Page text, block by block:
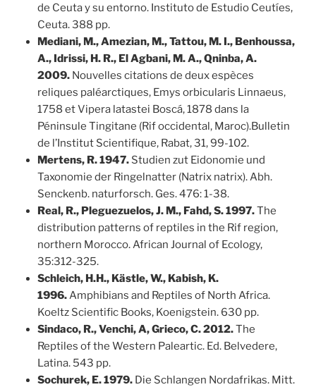
de Ceuta y su entorno. Instituto de Estudio Ceutíes,
Ceuta. 388 pp.
Mediani, M., Amezian, M., Tattou, M. I., Benhoussa,
A., Idrissi, H. R., El Agbani, M. A., Qninba, A.
2009.Nouvelles citations de deux espèces
reliques paléarctiques, Emys orbicularis Linnaeus,
1758 et Vipera latastei Boscá, 1878 dans la
Péninsule Tingitane (Rif occidental, Maroc).Bulletin
de l’Institut Scientifique, Rabat, 31, 99-102.
Mertens, R. 1947.Studien zut Eidonomie und
Taxonomie der Ringelnatter (Natrix natrix). Abh.
Senckenb. naturforsch. Ges. 476: 1-38.
Real, R., Pleguezuelos, J. M., Fahd, S. 1997.The
distribution patterns of reptiles in the Rif region,
northern Morocco. African Journal of Ecology,
35:312-325.
Schleich, H.H., Kästle, W., Kabish, K.
1996.Amphibians and Reptiles of North Africa.
Koeltz Scientific Books, Koenigstein. 630 pp.
Sindaco, R., Venchi, A, Grieco, C. 2012.The
Reptiles of the Western Paleartic. Ed. Belvedere,
Latina. 543 pp.
Sochurek, E. 1979.Die Schlangen Nordafrikas. Mitt.